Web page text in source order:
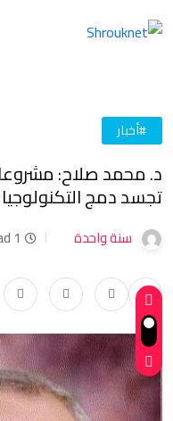
#أخبار
د. محمد صلاح:
تجسد دمج التكنولوجيا
سنة واحدة 1 min read